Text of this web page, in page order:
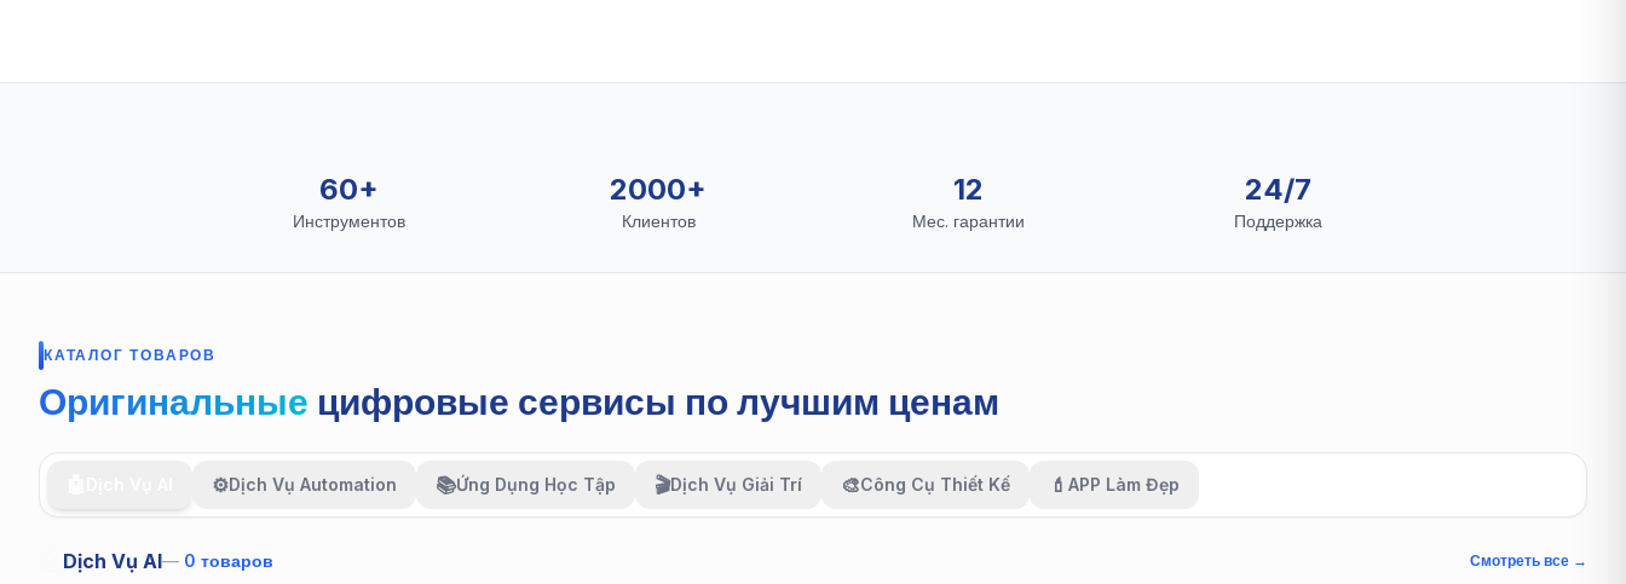
60+
Инструментов
2000+
Клиентов
12
Мес. гарантии
24/7
Поддержка
КАТАЛОГ ТОВАРОВ
Оригинальные цифровые сервисы по лучшим ценам
⚙️Dịch Vụ Automation 📚Ứng Dụng Học Tập 🎬Dịch Vụ Giải Trí 🎨Công Cụ Thiết Kế 💄 APP Làm Đẹp
Dịch Vụ AI— 0 товаров Смотреть все →